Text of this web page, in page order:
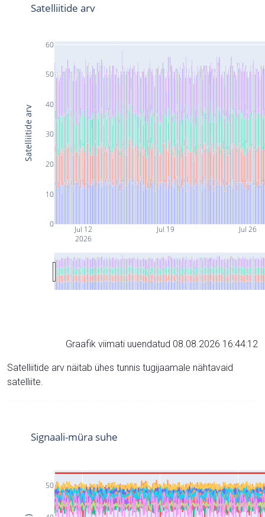
Jul 12
2026
Jul 19 Jul 26
0
10
20
30
40
50
60
Satelliitide arv
Satelliitide arv
Graafik viimati uuendatud 08.08.2026 16:44:12
Satelliitide arv näitab ühes tunnis tugijaamale nähtavaid
satelliite.
50
Signaali-müra suhe